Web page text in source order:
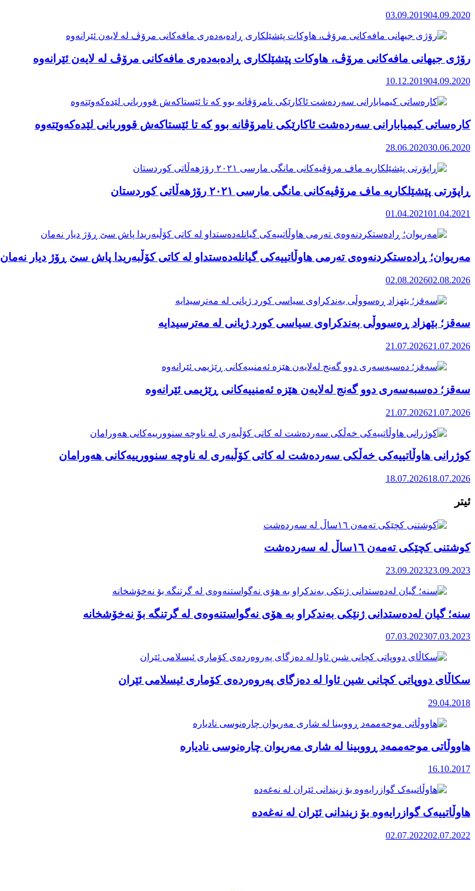
03.09.201904.09.2020
رۆژی جیهانی مافەکانی مرۆڤ، هاوکات پێشێلکاری ڕادەبەدەری مافەکانی مرۆڤ لە لایەن ئێرانەوە
10.12.201904.09.2020
کارەساتی کیمیابارانی سەردەشت ئاکارێکی نامرۆڤانە بوو کە تا ئێستاکەش قووربانی لێدەکەوێتەوە
28.06.202030.06.2020
ڕاپۆرتی پێشێلکاریە ماف مرۆڤیەکانی مانگی مارسی ٢٠٢١ رۆژهەڵاتی کوردستان
01.04.202101.04.2021
مەریوان؛ ڕادەستکردنەوەی تەرمی هاوڵاتییەکی گیانلەدەستداو لە کاتی کۆڵبەریدا پاش سێ ڕۆژ دیار نەمان
02.08.202602.08.2026
سەقز؛ بێهزاد ڕەسووڵی بەندکراوی سیاسی کورد ژیانی لە مەترسیدایە
21.07.202621.07.2026
سەقز؛ دەسبەسەری دوو گەنج لەلایەن هێزە ئەمنییەکانی ڕێژیمی ئێرانەوە
21.07.202621.07.2026
کوژرانی هاوڵاتییەکی خەڵکی سەردەشت لە کاتی کۆڵبەری لە ناوچە سنوورییەکانی هەورامان
18.07.202618.07.2026
ئیتر
کوشتنی کچێکی تەمەن ١٦ساڵ لە سەردەشت
23.09.202323.09.2023
سنە؛ گیان لەدەستدانی ژنێکی بەندکراو بە هۆی نەگواستنەوەی لە گرتنگە بۆ نەخۆشخانە
07.03.202307.03.2023
سکاڵای دووپاتی کچانی شین ئاوا لە دەزگای پەروەردەی کۆماری ئیسلامی ئێران
29.04.2018
هاووڵاتی موحەممەد ڕووبینا لە شاری مەریوان چارەنوسی نادیارە
16.10.2017
هاوڵاتییەک گوازرایەوە بۆ زیندانی ئێران لە نەغەدە
02.07.202202.07.2022